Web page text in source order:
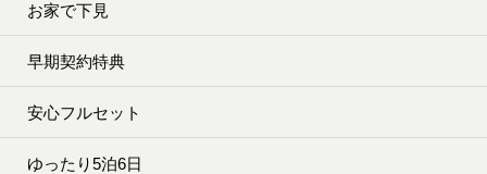
お家で下見
早期契約特典
安心フルセット
ゆったり5泊6日